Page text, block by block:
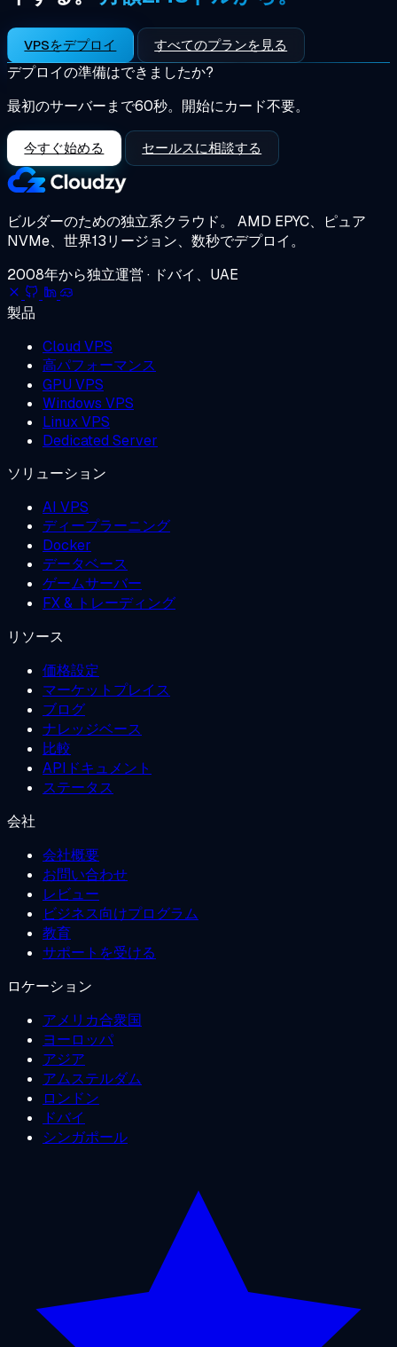
VPSをデプロイ すべてのプランを見る
デプロイの準備はできましたか?
最初のサーバーまで60秒。開始にカード不要。
今すぐ始める セールスに相談する
ビルダーのための独立系クラウド。 AMD EPYC、ピュア
NVMe、世界13リージョン、数秒でデプロイ。
2008年から独立運営 · ドバイ、UAE
製品
Cloud VPS
高パフォーマンス
GPU VPS
Windows VPS
Linux VPS
Dedicated Server
ソリューション
AI VPS
ディープラーニング
Docker
データベース
ゲームサーバー
FX & トレーディング
リソース
価格設定
マーケットプレイス
ブログ
ナレッジベース
比較
APIドキュメント
ステータス
会社
会社概要
お問い合わせ
レビュー
ビジネス向けプログラム
教育
サポートを受ける
ロケーション
アメリカ合衆国
ヨーロッパ
アジア
アムステルダム
ロンドン
ドバイ
シンガポール